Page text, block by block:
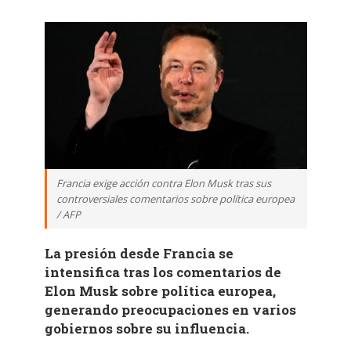
Francia exige acción contra Elon Musk tras sus
controversiales comentarios sobre política europea
/ AFP
La presión desde Francia se
intensifica tras los comentarios de
Elon Musk sobre política europea,
generando preocupaciones en varios
gobiernos sobre su influencia.